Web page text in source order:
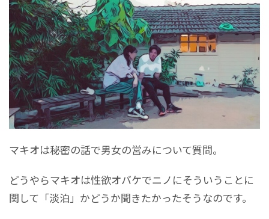
マキオは秘密の話で男女の営みについて質問。
どうやらマキオは性欲オバケでニノにそういうことに
関して「淡泊」かどうか聞きたかったそうなのです。